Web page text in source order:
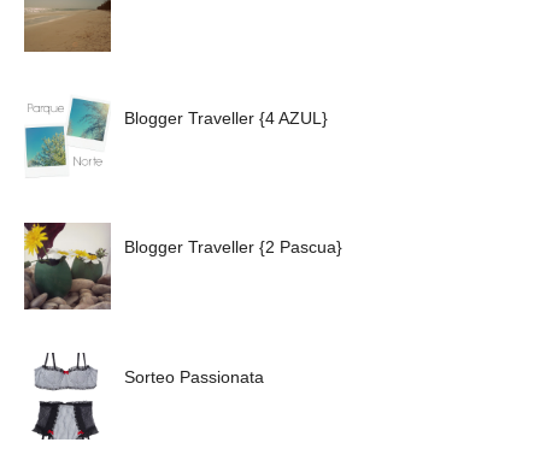
Blogger Traveller {4 AZUL}
Blogger Traveller {2 Pascua}
Sorteo Passionata